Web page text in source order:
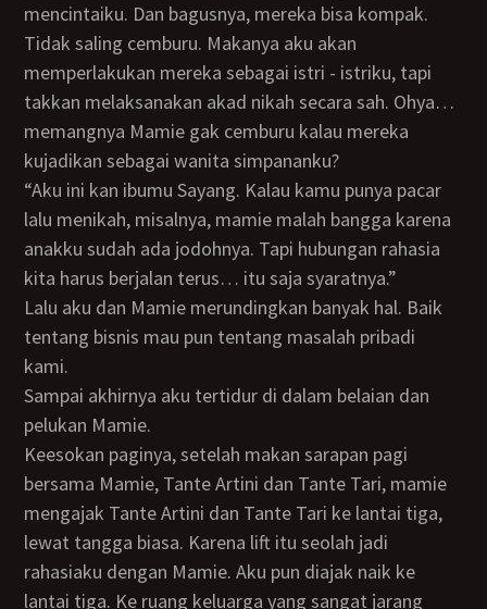
mencintaiku. Dan bagusnya, mereka bisa kompak.
Tidak saling cemburu. Makanya aku akan
memperlakukan mereka sebagai istri - istriku, tapi
takkan melaksanakan akad nikah secara sah. Ohya…
memangnya Mamie gak cemburu kalau mereka
kujadikan sebagai wanita simpananku?
“Aku ini kan ibumu Sayang. Kalau kamu punya pacar
lalu menikah, misalnya, mamie malah bangga karena
anakku sudah ada jodohnya. Tapi hubungan rahasia
kita harus berjalan terus… itu saja syaratnya.”
Lalu aku dan Mamie merundingkan banyak hal. Baik
tentang bisnis mau pun tentang masalah pribadi
kami.
Sampai akhirnya aku tertidur di dalam belaian dan
pelukan Mamie.
Keesokan paginya, setelah makan sarapan pagi
bersama Mamie, Tante Artini dan Tante Tari, mamie
mengajak Tante Artini dan Tante Tari ke lantai tiga,
lewat tangga biasa. Karena lift itu seolah jadi
rahasiaku dengan Mamie. Aku pun diajak naik ke
lantai tiga. Ke ruang keluarga yang sangat jarang